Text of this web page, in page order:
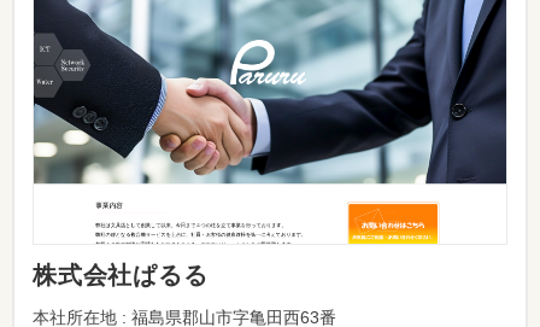
株式会社ぱるる
本社所在地 : 福島県郡山市字亀田西63番